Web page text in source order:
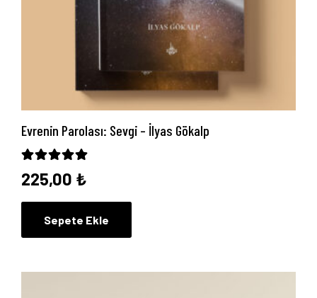
Hakkımızda
Yayın Paketlerimiz
Yayınlarımız
Blog
İletişim
Evrenin Parolası: Sevgi – İlyas Gökalp
225,00 ₺
Sepete Ekle